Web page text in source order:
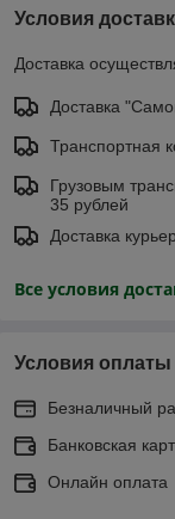
Условия
Доставка
Доставка
Транспортная
Грузовым
35 рублей
Доставка
Все условия
Условия оплаты
Безналичный
Банковская
Онлайн оплата